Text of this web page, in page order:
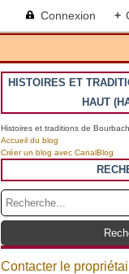
Connexion +
HISTOIRES ET
HAUT
Histoires et traditions de
Accueil du blog
Créer un blog avec CanalBlog
Contacter le